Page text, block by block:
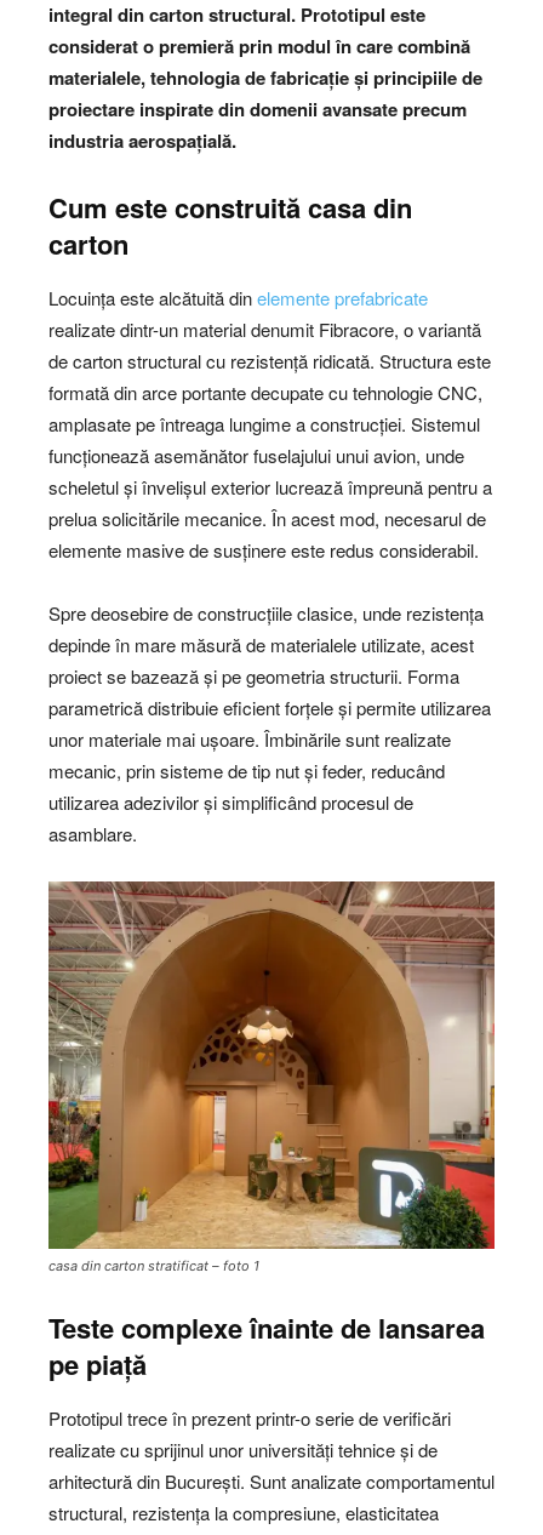
integral din carton structural. Prototipul este
considerat o premieră prin modul în care combină
materialele, tehnologia de fabricație și principiile de
proiectare inspirate din domenii avansate precum
industria aerospațială.
Cum este construită casa din
carton
Locuința este alcătuită dinelemente prefabricate
realizate dintr-un material denumit Fibracore, o variantă
de carton structural cu rezistență ridicată. Structura este
formată din arce portante decupate cu tehnologie CNC,
amplasate pe întreaga lungime a construcției. Sistemul
funcționează asemănător fuselajului unui avion, unde
scheletul și învelișul exterior lucrează împreună pentru a
prelua solicitările mecanice. În acest mod, necesarul de
elemente masive de susținere este redus considerabil.
Spre deosebire de construcțiile clasice, unde rezistența
depinde în mare măsură de materialele utilizate, acest
proiect se bazează și pe geometria structurii. Forma
parametrică distribuie eficient forțele și permite utilizarea
unor materiale mai ușoare. Îmbinările sunt realizate
mecanic, prin sisteme de tip nut și feder, reducând
utilizarea adezivilor și simplificând procesul de
asamblare.
casa din carton stratificat – foto 1
Teste complexe înainte de lansarea
pe piață
Prototipul trece în prezent printr-o serie de verificări
realizate cu sprijinul unor universități tehnice și de
arhitectură din București. Sunt analizate comportamentul
structural, rezistența la compresiune, elasticitatea